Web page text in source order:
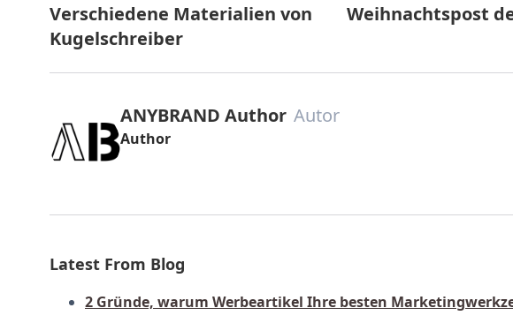
Verschiedene Materialien von
Kugelschreiber
Weihnachtspost
ANYBRAND Author Autor
Author
Latest From Blog
2 Gründe, warum Werbeartikel Ihre besten